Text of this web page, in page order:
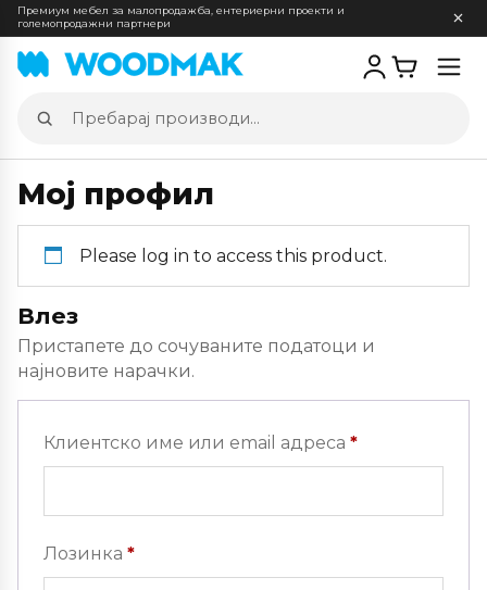
Премиум мебел за малопродажба, ентериерни проекти и
големопродажни партнери
Пребарај
производи
Мој профил
Please log in to access this product.
Влез
Пристапете до сочуваните податоци и
најновите нарачки.
Клиентско име или email адреса *
Лозинка *Задолжително